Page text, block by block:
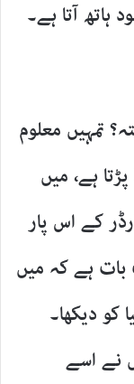
آتا ہے۔
تمہیں معلوم
ہے، میں
کے اس پار
ہے کہ میں
کو دیکھا۔
نے اسے